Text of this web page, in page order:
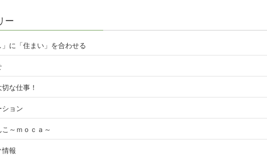
ー
に「住まい」を合わせる
な仕事！
ョン
～ｍｏｃａ～
報